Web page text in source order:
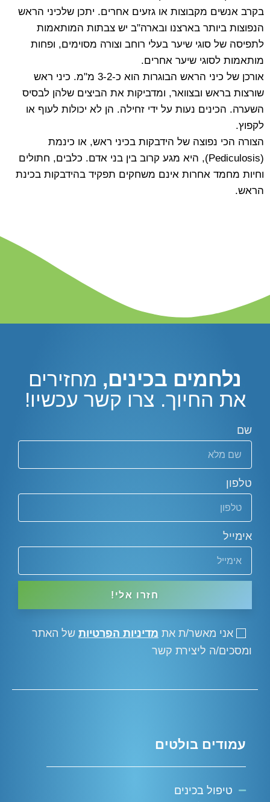
בקרב אנשים מקבוצות או גזעים אחרים. יתכן שלכיני הראש
הנפוצות ביותר בארצנו ובארה"ב יש צבתות המותאמות
לתפיסה של סוגי שיער בעלי רוחב וצורה מסוימים, ופחות
מותאמות לסוגי שיער אחרים.
אורכן של כיני הראש הבוגרות הוא כ-3-2 מ"מ. כיני ראש
שורצות בראש ובצוואר, ומדביקות את הביצים שלהן לבסיס
השערה. הכינים נעות על ידי זחילה. הן לא יכולות לעוף או
לקפוץ.
הצורה הכי נפוצה של הידבקות בכיני ראש, או כינמת
(Pediculosis), היא מגע קרוב בין בני אדם. כלבים, חתולים
וחיות מחמד אחרות אינם משחקים תפקיד בהידבקות בכינת
הראש.
נלחמים בכינים, מחזירים
את החיוך. צרו קשר עכשיו!
אני מאשר/ת את מדיניות הפרטיות של האתר
ומסכים/ה ליצירת קשר
שם
טלפון
אימייל
חזרו אלי!
עמודים בולטים
טיפול בכינים